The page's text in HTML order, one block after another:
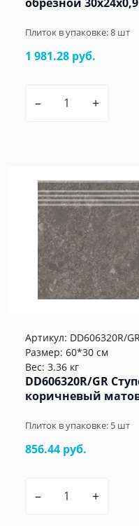
Плиток в упаковке:8 шт
1 981.28 руб.
– +
Артикул: DD606320R/
Размер: 60*30 см
Вес: 3.36 кг
DD606320R/GR
коричневый
Плиток в упаковке: 5 шт
856.44 руб.
– +